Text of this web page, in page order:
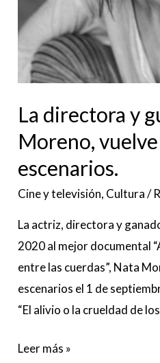
La directora y
Moreno, vuelve
escenarios.
Cine y televisión, Cultura/
La actriz, directora y
2020 al mejor documental
entre las cuerdas”, Nata
escenarios el 1 de
“El alivio o la crueldad de
escenarios.
Leer más »